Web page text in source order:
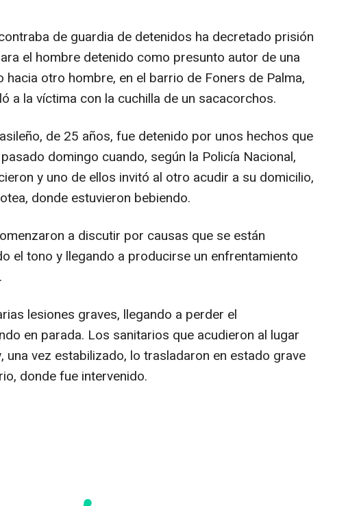
de guardia de detenidos ha decretado prisión
el hombre detenido como presunto autor de una
hacia otro hombre, en el barrio de Foners de Palma,
a la víctima con la cuchilla de un sacacorchos.
de 25 años, fue detenido por unos hechos que
domingo cuando, según la Policía Nacional,
y uno de ellos invitó al otro acudir a su domicilio,
donde estuvieron bebiendo.
a discutir por causas que se están
el tono y llegando a producirse un enfrentamiento
lesiones graves, llegando a perder el
en parada. Los sanitarios que acudieron al lugar
una vez estabilizado, lo trasladaron en estado grave
donde fue intervenido.